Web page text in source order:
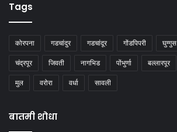
Tags
कोरपना गडचांदुर गडचांदूर गोंडपिपरी घुग्गुस
चंद्रपूर जिवती नागभिड पोंभुर्णा बल्लारपूर
मुल वरोरा वर्धा सावली
बातमी शोधा